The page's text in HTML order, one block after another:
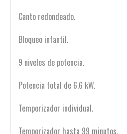
Canto redondeado.
Bloqueo infantil.
9 niveles de potencia.
Potencia total de 6.6 kW.
Temporizador individual.
Temporizador hasta 99 minutos.